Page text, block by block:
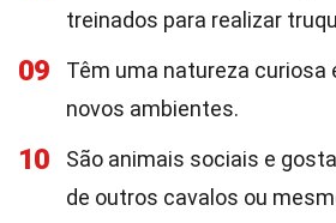
treinados para realizar
09
Têm uma natureza curiosa
novos ambientes.
10
São animais sociais e
de outros cavalos ou